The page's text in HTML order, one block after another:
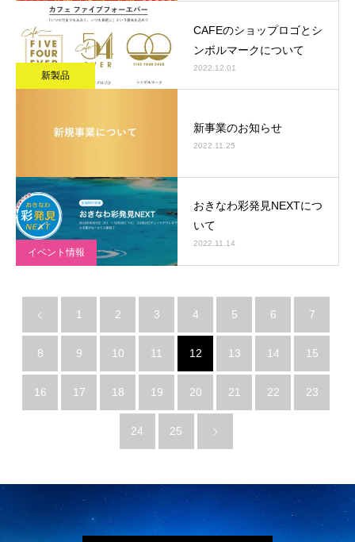
新製品
CAFEのショップロゴとシ
ンボルマークについて
2022.12.01
新事業のお知らせ
2022.11.25
イベント情報
おきなわ彩発見NEXTにつ
いて
2022.11.14
1 2 3 4 5 6 7
8 9 10 11 12 13 14 15
16 17 18 19 20 21 22 23
24 25